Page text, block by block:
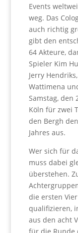
Events
weg. Das
auch richtig
gibt den
64 Akteure,
Spieler Kim
Jerry
Wattimena
Samstag, den
Köln für zwei
den Bergh
Jahres aus.
Wer sich für
muss dabei
überstehen.
die ersten
qualifizieren,
aus den acht